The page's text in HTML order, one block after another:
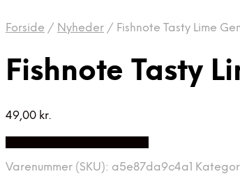
Forside / Nyheder / Fishnote Tasty Lime
Fishnote Tasty
49,00 kr.
Varenummer (SKU): a5e87da9c4a1